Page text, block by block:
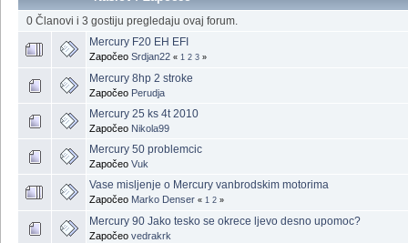
0 Članovi i 3 gostiju pregledaju ovaj forum.
Mercury F20 EH EFI
Započeo Srdjan22 « 1 2 3 »
Mercury 8hp 2 stroke
Započeo Perudja
Mercury 25 ks 4t 2010
Započeo Nikola99
Mercury 50 problemcic
Započeo Vuk
Vase misljenje o Mercury vanbrodskim motorima
Započeo Marko Denser « 1 2 »
Mercury 90 Jako tesko se okrece ljevo desno upomoc?
Započeo vedrakrk